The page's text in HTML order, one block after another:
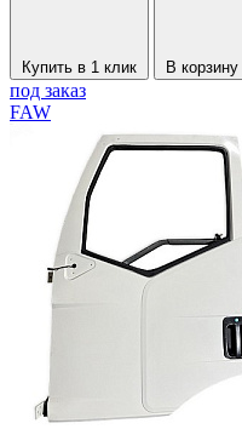
Купить в 1 клик В корзину
под заказ
FAW